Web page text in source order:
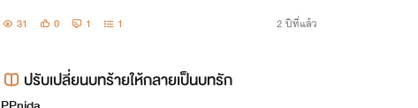
31 0 1 1 2 ปีที่แล้ว
ปรับเปลี่ยนบทร้ายให้กลายเป็นบทรัก